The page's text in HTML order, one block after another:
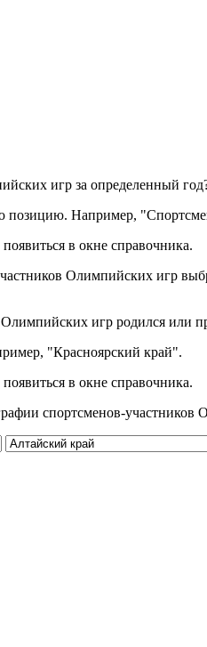
игр за определенный
Например,
в окне справочника.
Олимпийских игр
игр родился или
"Красноярский край".
в окне справочника.
спортсменов-